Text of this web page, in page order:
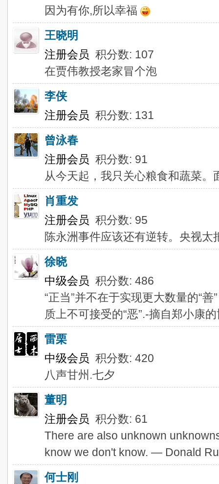
因为有你,所以幸福
王晓明
注册会员 积分数: 107
在贾伟教授老家冒个泡
李侠
注册会员 积分数: 131
曾泳春
注册会员 积分数: 91
从今天起，我只关心粮食和蔬菜
肖重发
注册会员 积分数: 95
陈永洲事件应该还有逆转。央视太
徐晓
中级会员 积分数: 486
“正当”并不在于实现更大数量的“
质上不可接受的“恶”.-摘自郑小康
雷栗
中级会员 积分数: 420
八声甘州.七夕
董明
注册会员 积分数: 61
There are also unknown
know we don't know. — Donald
何士刚